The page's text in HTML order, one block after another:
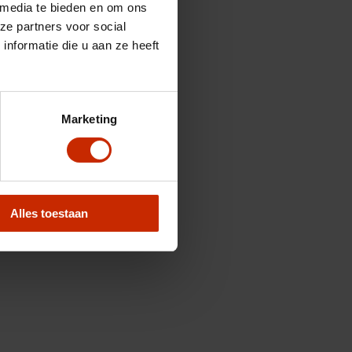
te bieden en om ons
partners voor social
die u aan ze heeft
Marketing
Alles toestaan